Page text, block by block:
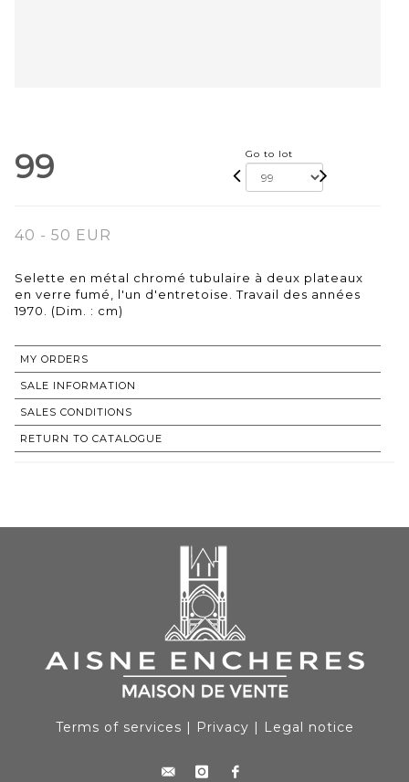
99 Go to lot
40 - 50 EUR
Selette en métal chromé tubulaire à deux plateaux
en verre fumé, l'un d'entretoise. Travail des années
1970. (Dim. : cm)
MY ORDERS
SALE INFORMATION
SALES CONDITIONS
RETURN TO CATALOGUE
Terms of services | Privacy | Legal notice